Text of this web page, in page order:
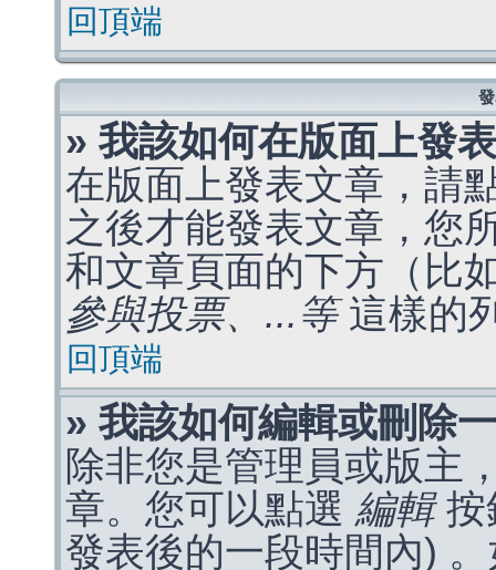
回頂端
» 我該如何在版面上發
在版面上發表文章，請
之後才能發表文章，您
和文章頁面的下方（比
參與投票、...等這樣的
回頂端
» 我該如何編輯或刪除
除非您是管理員或版主
章。您可以點選 編輯按
發表後的一段時間內)